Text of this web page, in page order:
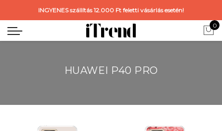
INGYENES szállítás 12.000 Ft feletti vásárlás esetén!
0
HUAWEI P40 PRO